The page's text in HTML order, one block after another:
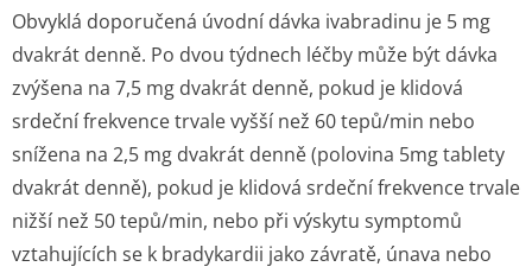
Obvyklá doporučená úvodní dávka ivabradinu je 5 mg
dvakrát denně. Po dvou týdnech léčby může být dávka
zvýšena na 7,5 mg dvakrát denně, pokud je klidová
srdeční frekvence trvale vyšší než 60 tepů/min nebo
snížena na 2,5 mg dvakrát denně (polovina 5mg tablety
dvakrát denně), pokud je klidová srdeční frekvence trvale
nižší než 50 tepů/min, nebo při výskytu symptomů
vztahujících se k bradykardii jako závratě, únava nebo